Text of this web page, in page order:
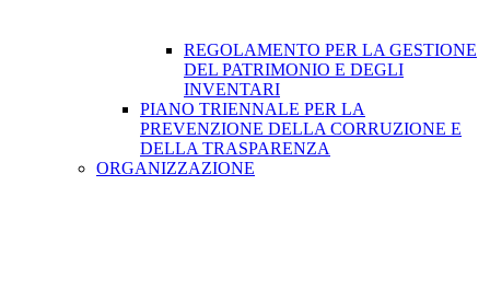
REGOLAMENTO PER LA GESTIONE
DEL PATRIMONIO E DEGLI
INVENTARI
PIANO TRIENNALE PER LA
PREVENZIONE DELLA CORRUZIONE E
DELLA TRASPARENZA
ORGANIZZAZIONE